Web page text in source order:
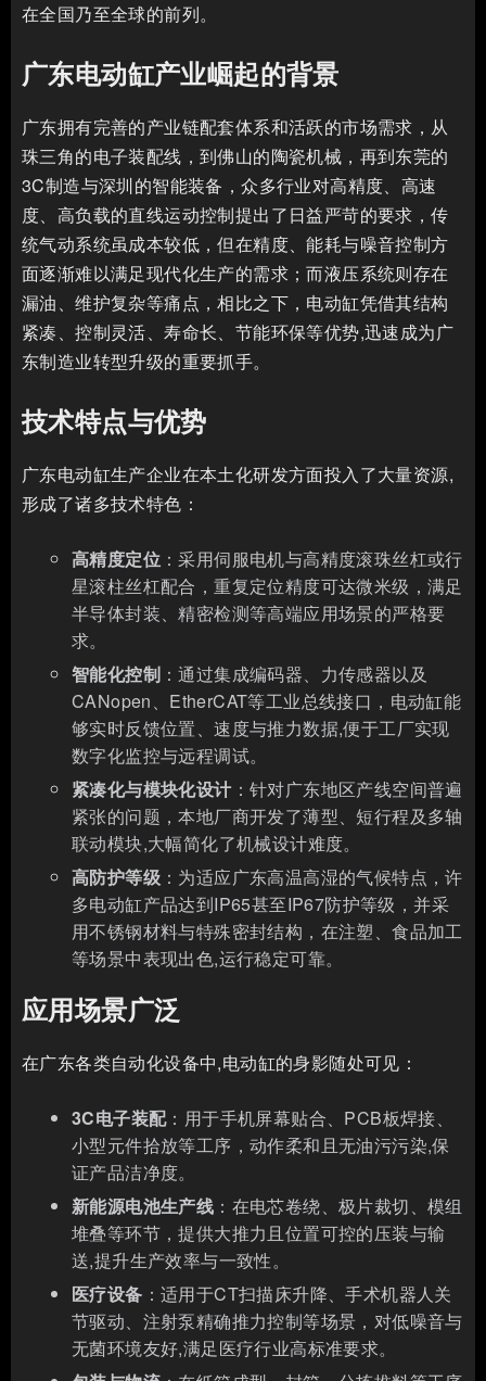
在全国乃至全球的前列。
广东电动缸产业崛起的背景
广东拥有完善的产业链配套体系和活跃的市场需求，从
珠三角的电子装配线，到佛山的陶瓷机械，再到东莞的
3C制造与深圳的智能装备，众多行业对高精度、高速
度、高负载的直线运动控制提出了日益严苛的要求，传
统气动系统虽成本较低，但在精度、能耗与噪音控制方
面逐渐难以满足现代化生产的需求；而液压系统则存在
漏油、维护复杂等痛点，相比之下，电动缸凭借其结构
紧凑、控制灵活、寿命长、节能环保等优势,迅速成为广
东制造业转型升级的重要抓手。
技术特点与优势
广东电动缸生产企业在本土化研发方面投入了大量资源,
形成了诸多技术特色：
高精度定位 ：采用伺服电机与高精度滚珠丝杠或行
星滚柱丝杠配合，重复定位精度可达微米级，满足
半导体封装、精密检测等高端应用场景的严格要
求。
智能化控制 ：通过集成编码器、力传感器以及
CANopen、EtherCAT等工业总线接口，电动缸能
够实时反馈位置、速度与推力数据,便于工厂实现
数字化监控与远程调试。
紧凑化与模块化设计：针对广东地区产线空间普遍
紧张的问题，本地厂商开发了薄型、短行程及多轴
联动模块,大幅简化了机械设计难度。
高防护等级 ：为适应广东高温高湿的气候特点，许
多电动缸产品达到IP65甚至IP67防护等级，并采
用不锈钢材料与特殊密封结构，在注塑、食品加工
等场景中表现出色,运行稳定可靠。
应用场景广泛
在广东各类自动化设备中,电动缸的身影随处可见：
3C电子装配：用于手机屏幕贴合、PCB板焊接、
小型元件拾放等工序，动作柔和且无油污污染,保
证产品洁净度。
新能源电池生产线 ：在电芯卷绕、极片裁切、模组
堆叠等环节，提供大推力且位置可控的压装与输
送,提升生产效率与一致性。
医疗设备 ：适用于CT扫描床升降、手术机器人关
节驱动、注射泵精确推力控制等场景，对低噪音与
无菌环境友好,满足医疗行业高标准要求。